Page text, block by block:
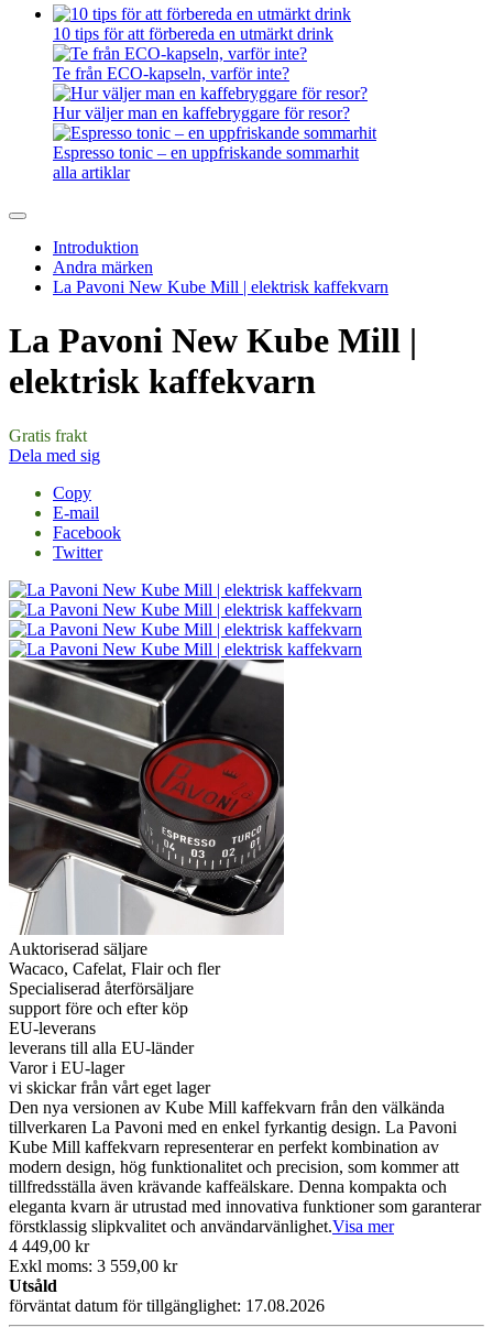
10 tips för att förbereda en utmärkt drink
Te från ECO-kapseln, varför inte?
Hur väljer man en kaffebryggare för resor?
Espresso tonic – en uppfriskande sommarhit
alla artiklar
Introduktion
Andra märken
La Pavoni New Kube Mill | elektrisk kaffekvarn
La Pavoni New Kube Mill |
elektrisk kaffekvarn
Gratis frakt
Dela med sig
Copy
E-mail
Facebook
Twitter
Auktoriserad säljare
Wacaco, Cafelat, Flair och fler
Specialiserad återförsäljare
support före och efter köp
EU-leverans
leverans till alla EU-länder
Varor i EU-lager
vi skickar från vårt eget lager
Den nya versionen av Kube Mill kaffekvarn från den välkända
tillverkaren La Pavoni med en enkel fyrkantig design. La Pavoni
Kube Mill kaffekvarn representerar en perfekt kombination av
modern design, hög funktionalitet och precision, som kommer att
tillfredsställa även krävande kaffeälskare. Denna kompakta och
eleganta kvarn är utrustad med innovativa funktioner som garanterar
förstklassig slipkvalitet och användarvänlighet.Visa mer
4 449,00 kr
Exkl moms: 3 559,00 kr
Utsåld
förväntat datum för tillgänglighet: 17.08.2026